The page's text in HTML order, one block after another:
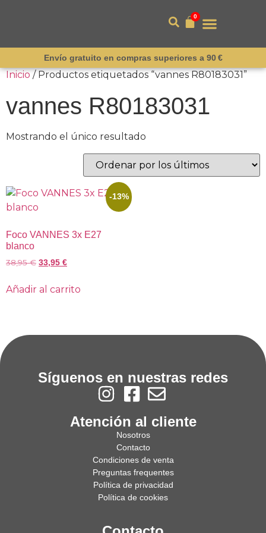
0
Envío gratuito en compras superiores a 90 €
Inicio/ Productos etiquetados “vannes R80183031”
vannes R80183031
Mostrando el único resultado
-13%
Foco VANNES 3x E27
blanco
38,95€ 33,95 €
Añadir al carrito
Síguenos en nuestras redes
Atención al cliente
Nosotros
Contacto
Condiciones de venta
Preguntas frequentes
Política de privacidad
Política de cookies